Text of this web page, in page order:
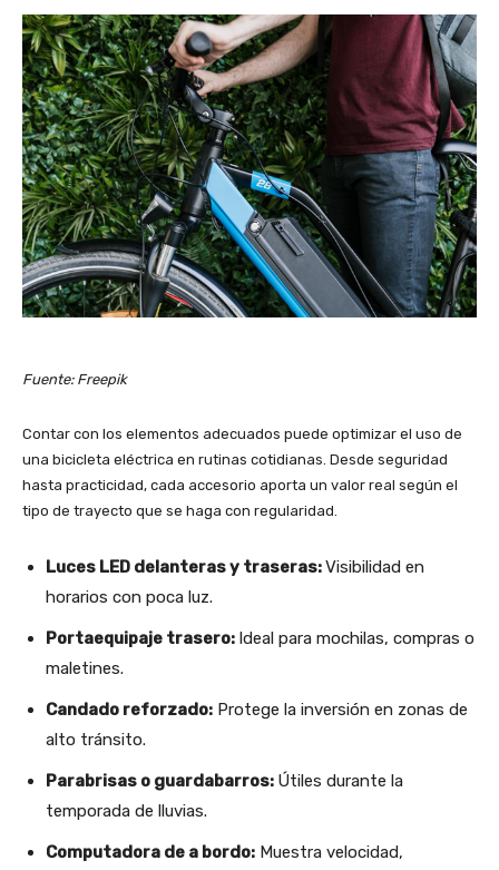
Fuente: Freepik
Contar con los elementos adecuados puede optimizar el uso de
una bicicleta eléctrica en rutinas cotidianas. Desde seguridad
hasta practicidad, cada accesorio aporta un valor real según el
tipo de trayecto que se haga con regularidad.
Luces LED delanteras y traseras:Visibilidad en
horarios con poca luz.
Portaequipaje trasero: Ideal para mochilas, compras o
maletines.
Candado reforzado: Protege la inversión en zonas de
alto tránsito.
Parabrisas o guardabarros: Útiles durante la
temporada de lluvias.
Computadora de a bordo: Muestra velocidad,